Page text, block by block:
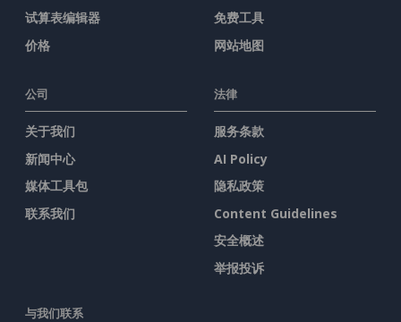
试算表编辑器
价格
免费工具
网站地图
公司
关于我们
新闻中心
媒体工具包
联系我们
法律
服务条款
AI Policy
隐私政策
Content Guidelines
安全概述
举报投诉
与我们联系